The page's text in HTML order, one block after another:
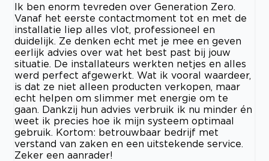
Ik ben enorm tevreden over Generation Zero.
Vanaf het eerste contactmoment tot en met de
installatie liep alles vlot, professioneel en
duidelijk. Ze denken echt met je mee en geven
eerlijk advies over wat het best past bij jouw
situatie. De installateurs werkten netjes en alles
werd perfect afgewerkt. Wat ik vooral waardeer,
is dat ze niet alleen producten verkopen, maar
echt helpen om slimmer met energie om te
gaan. Dankzij hun advies verbruik ik nu minder én
weet ik precies hoe ik mijn systeem optimaal
gebruik. Kortom: betrouwbaar bedrijf met
verstand van zaken en een uitstekende service.
Zeker een aanrader!